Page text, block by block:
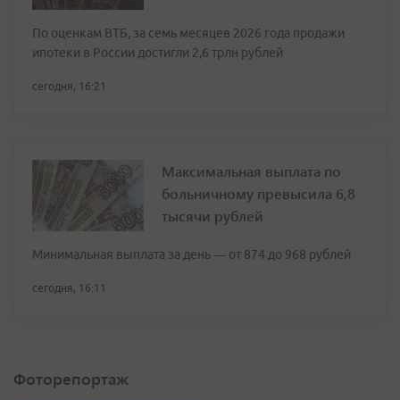
По оценкам ВТБ, за семь месяцев 2026 года продажи
ипотеки в России достигли 2,6 трлн рублей
сегодня, 16:21
Максимальная выплата по
больничному превысила 6,8
тысячи рублей
Минимальная выплата за день — от 874 до 968 рублей
сегодня, 16:11
Фоторепортаж